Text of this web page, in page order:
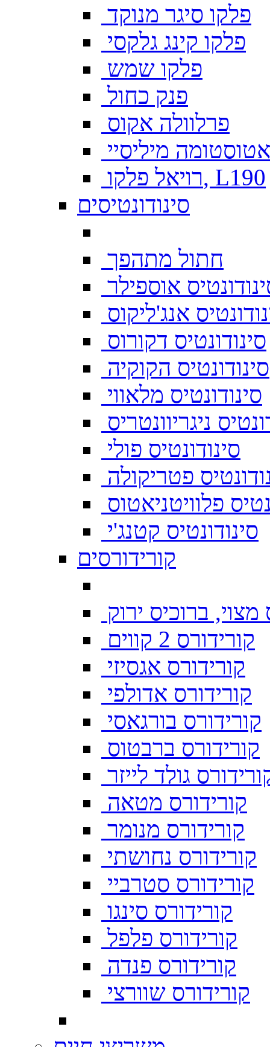
פלקו סיגר מנוקד
פלקו קינג גלקסי
פלקו שמש
פנק כחול
פרלוולה אקוס
מיליסיי
רויאל פלקו, L190
סינודונטיסים
חתול מתהפך
אוספילר
אנג'ליקוס
סינודונטיס דקורוס
סינודונטיס הקוקיה
סינודונטיס מלאווי
ניגריוונטריס
סינודונטיס פולי
פטריקולה
פלוויטניאטוס
סינודונטיס קטנג'י
קורידורסים
מצוי, ברוכיס ירוק
קורידורס 2 קווים
קורידורס אגסיזי
קורידורס אדולפי
קורידורס בורגאסי
קורידורס ברבטוס
גולד לייזר
קורידורס מטאה
קורידורס מנומר
קורידורס נחושתי
קורידורס סטרביי
קורידורס סינגו
קורידורס פלפל
קורידורס פנדה
קורידורס שוורצי